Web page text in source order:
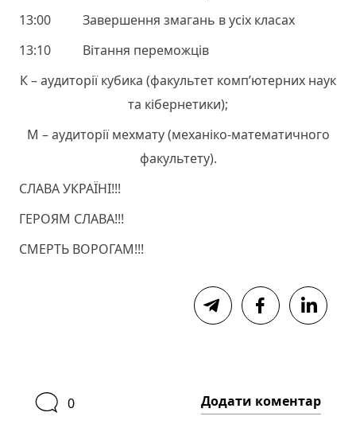
13:00 Завершення змагань в усіх класах
13:10 Вітання переможців
К – аудиторії кубика (факультет комп’ютерних наук
та кібернетики);
М – аудиторії мехмату (механіко-математичного
факультету).
СЛАВА УКРАЇНІ!!!
ГЕРОЯМ СЛАВА!!!
СМЕРТЬ ВОРОГАМ!!!
0 Додати коментар